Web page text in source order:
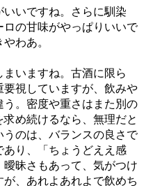
いいですね。さらに馴染
の甘味がやっぱりいいで
わあ。
いますね。古酒に限ら
視していますが、飲みや
。密度や重さはまた別の
め続けるなら、無理だと
のは、バランスの良さで
り、「ちょうどええ感
昧さもあって、気がつけ
、あれよあれよで飲めち